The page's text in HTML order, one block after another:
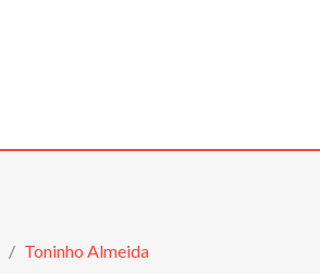
/ Toninho Almeida